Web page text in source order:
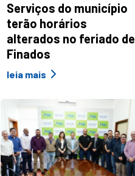
Serviços do município
terão horários
alterados no feriado de
Finados
leia mais